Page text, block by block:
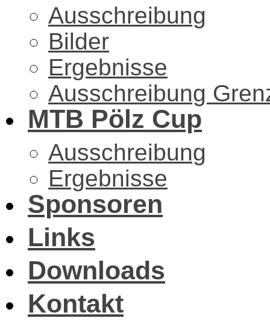
Ausschreibung
Bilder
Ergebnisse
Ausschreibung
MTB Pölz Cup
Ausschreibung
Ergebnisse
Sponsoren
Links
Downloads
Kontakt